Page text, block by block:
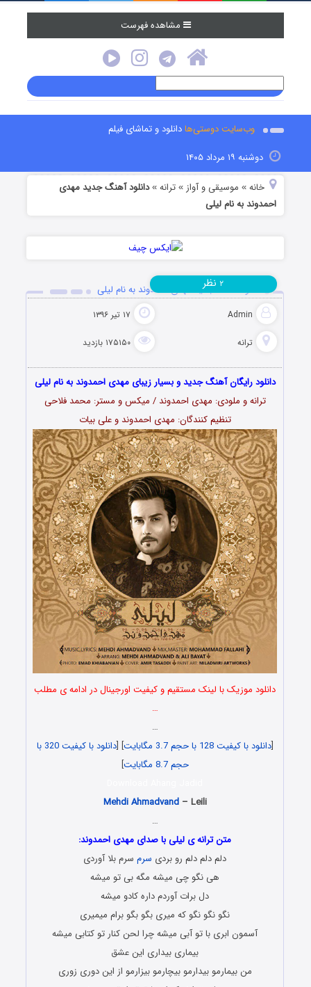
مشاهده فهرست
وب‌سایت دوستی‌هادانلود و تماشای فیلم
دوشنبه ۱۹ مرداد ۱۴۰۵
خانه » موسیقی و آواز »ترانه »دانلود آهنگ جدید مهدی
احمدوند به نام لیلی
دانلود آهنگ جدید مهدی احمدوند به نام لیلی
Admin ۱۷ تیر ۱۳۹۶
ترانه ۱۷۵۱۵۰ بازدید
۲ نظر
دانلود رایگان آهنگ جدید و بسیار زیبای مهدی احمدوند به نام لیلی
ترانه و ملودی: مهدی احمدوند / میکس و مستر: محمد فلاحی
تنظیم کنندگان: مهدی احمدوند و علی بیات
دانلود موزیک با لینک مستقیم و کیفیت اورجینال در ادامه ی مطلب
…
…
[دانلود با کیفیت 128 با حجم 3.7 مگابایت ] [
دانلود با کیفیت 320 با
حجم 8.7 مگابایت
]
Mehdi Ahmadvand– Leili
…
متن ترانه ی لیلی با صدای مهدی احمدوند:
دلم دلم دلم رو بردی سرم سرم بلا آوردی
هی نگو چی میشه مگه بی تو میشه
دل برات آوردم داره کادو میشه
نگو نگو نگو که میری بگو بگو برام میمیری
آسمون ابری با تو آبی میشه چرا لحن کنار تو کتابی میشه
بیماری بیداری این عشق
من بیمارمو بیدارمو بیچارمو بیزارمو از این دوری زوری